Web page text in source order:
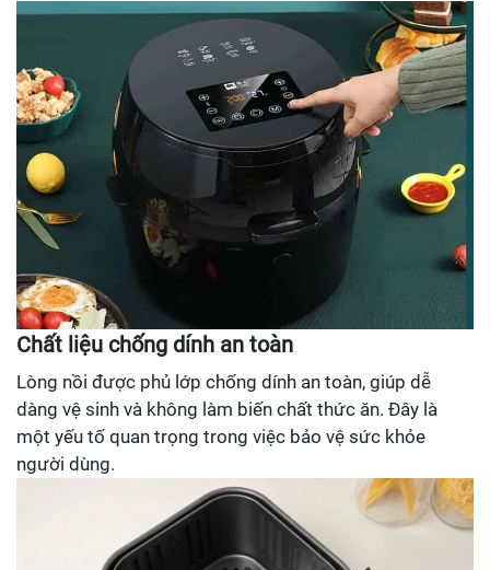
Chất liệu chống dính an toàn
Lòng nồi được phủ lớp chống dính an toàn, giúp dễ
dàng vệ sinh và không làm biến chất thức ăn. Đây là
một yếu tố quan trọng trong việc bảo vệ sức khỏe
người dùng.